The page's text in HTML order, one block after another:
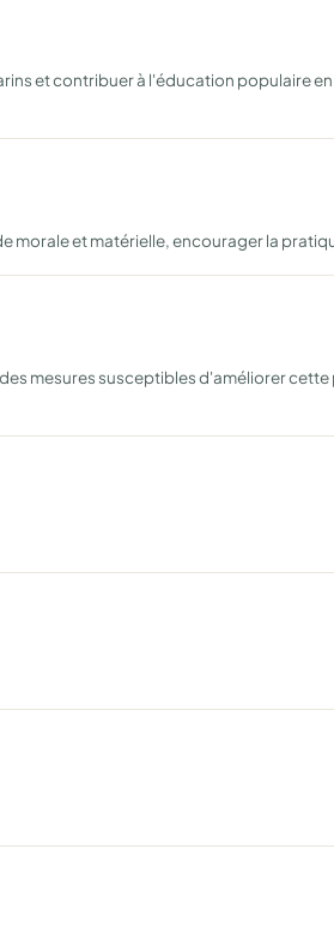
et contribuer à l'éducation populaire
et matérielle, encourager la
mesures susceptibles d'améliorer